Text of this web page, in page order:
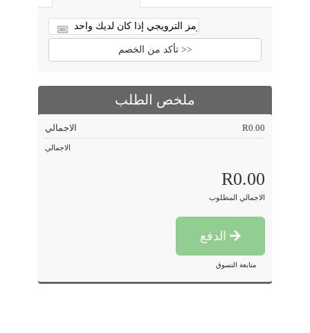
تأكد من الخصم >>
ملخص الطلب
الاجمالي R0.00
الاجمالي
R0.00
الاجمالي المطلوب
متابعة التسوق